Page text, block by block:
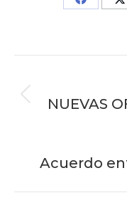
Share
entreNUEVAS
Acuerdo